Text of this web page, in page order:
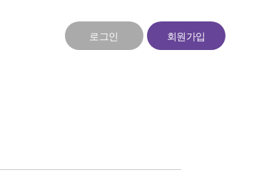
회원가입
로그인